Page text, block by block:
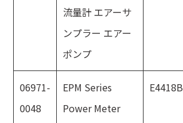
流量計 エアーサ
ンプラー エアー
ポンプ
06971-
0048
EPM Series
Power Meter
E4418B